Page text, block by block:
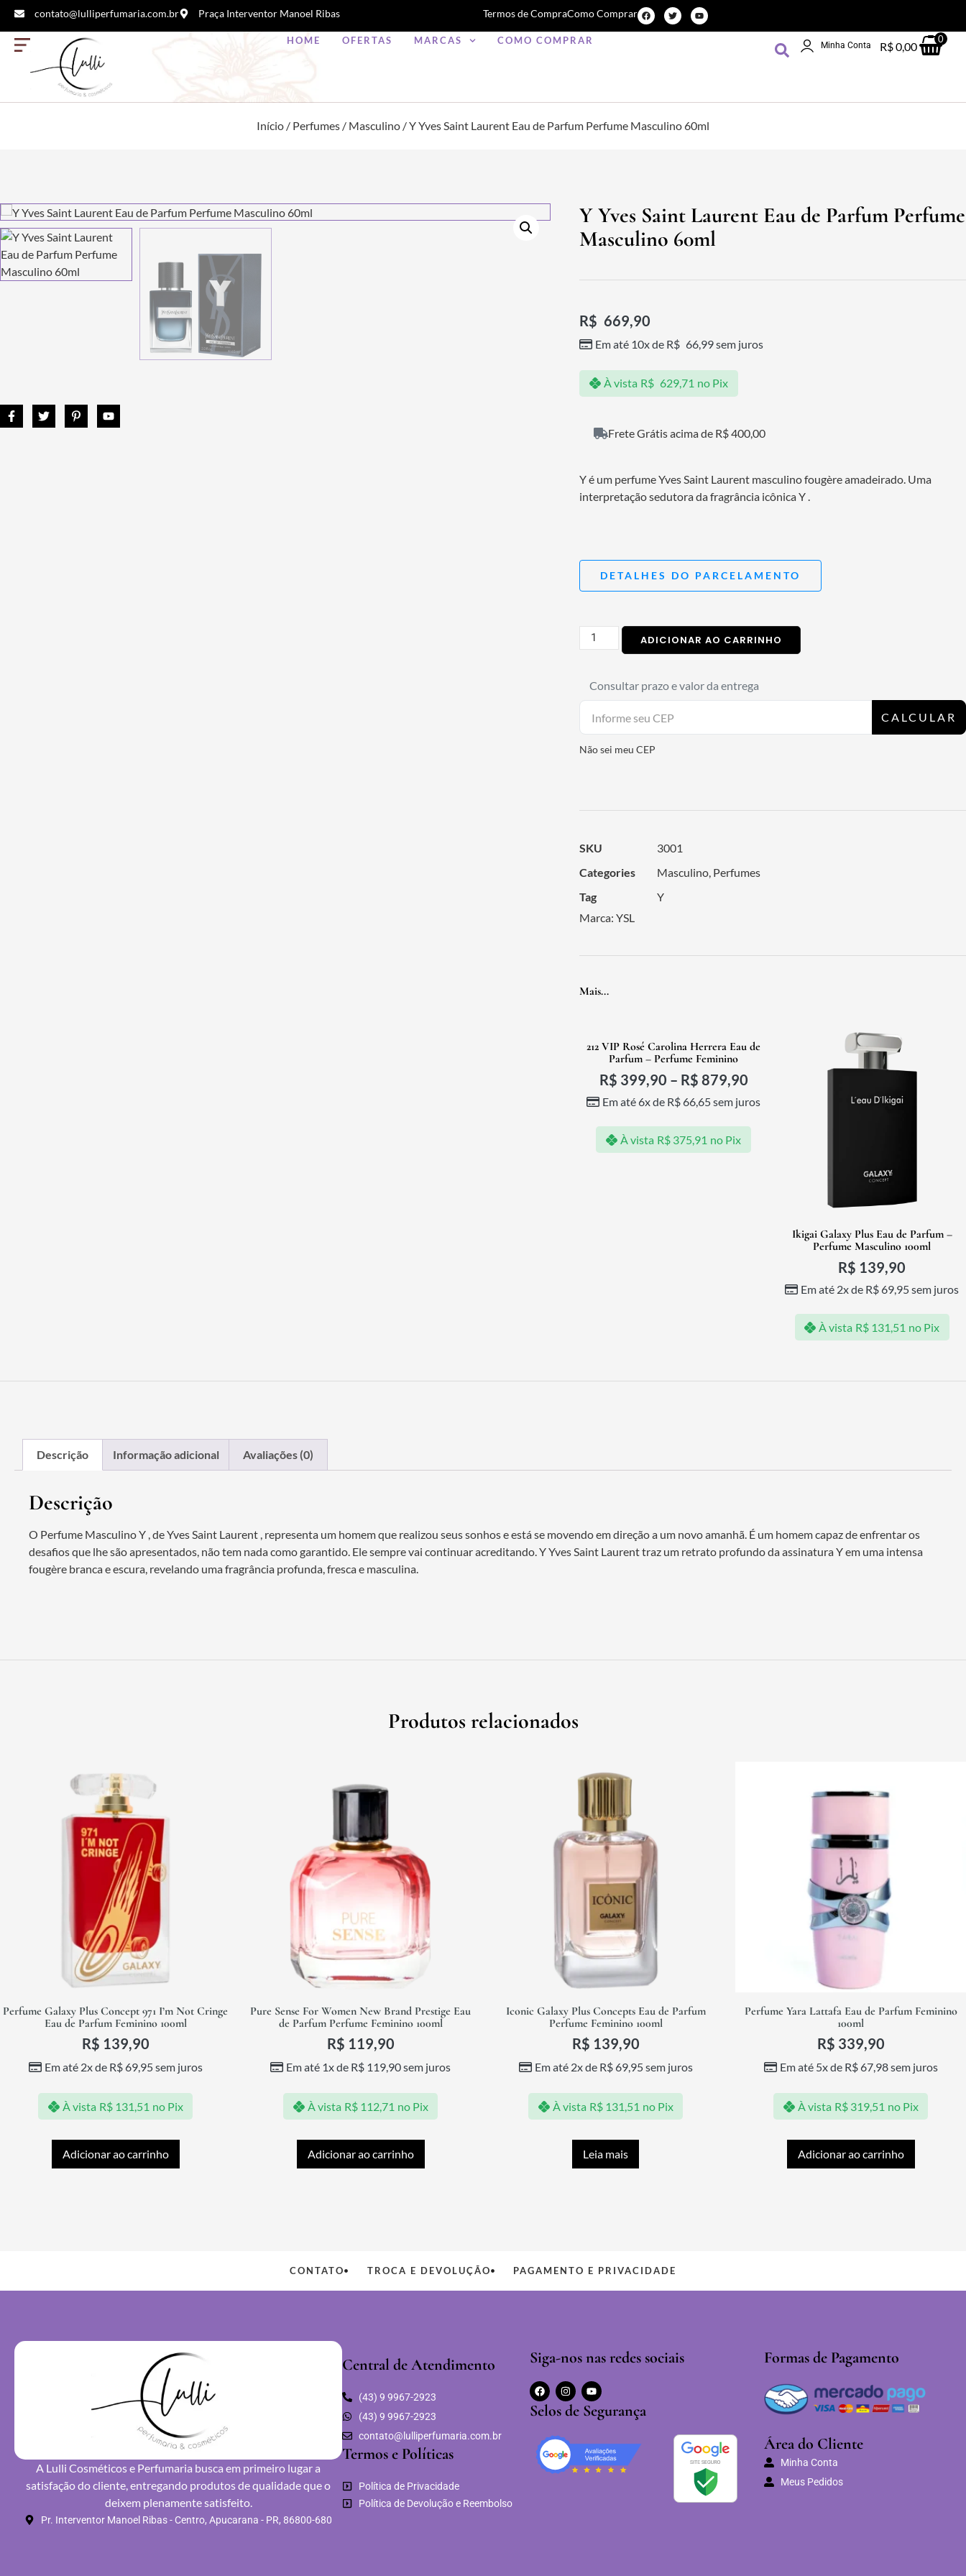
contato@lulliperfumaria.com.br Praça Interventor Manoel Ribas Termos de CompraComo Comprar
HOME OFERTAS MARCAS COMO COMPRAR Minha Conta R$0,00
0
Início / Perfumes / Masculino / Y Yves Saint Laurent Eau de Parfum Perfume Masculino 60ml
Y Yves Saint Laurent Eau de Parfum Perfume
Masculino 60ml
R$ 669,90
Em até 10x de R$ 66,99sem juros
À vista R$ 629,71 no Pix
Frete Grátis acima de R$ 400,00
Y é um perfume Yves Saint Laurent masculino fougère amadeirado. Uma
interpretação sedutora da fragrância icônica Y .
DETALHES DO PARCELAMENTO
ADICIONAR AO CARRINHO
Consultar prazo e valor da entrega
CALCULAR
Não sei meu CEP
SKU
3001
Categories
Masculino, Perfumes
Tag
Y
Marca:YSL
Mais...
212 VIP Rosé Carolina Herrera Eau de
Parfum – Perfume Feminino
R$ 399,90 – R$ 879,90
Em até 6x de R$ 66,65sem juros
À vista R$ 375,91 no Pix
Ikigai Galaxy Plus Eau de Parfum –
Perfume Masculino 100ml
R$ 139,90
Em até 2x de R$ 69,95sem juros
À vista R$ 131,51 no Pix
Descrição Informação adicional Avaliações (0)
Descrição
O Perfume Masculino Y , de Yves Saint Laurent , representa um homem que realizou seus sonhos e está se movendo em direção a um novo amanhã. É um homem capaz de enfrentar os
desafios que lhe são apresentados, não tem nada como garantido. Ele sempre vai continuar acreditando. Y Yves Saint Laurent traz um retrato profundo da assinatura Y em uma intensa
fougère branca e escura, revelando uma fragrância profunda, fresca e masculina.
Produtos relacionados
Perfume Galaxy Plus Concept 971 I’m Not Cringe
Eau de Parfum Feminino 100ml
R$ 139,90
Em até 2x de R$69,95sem juros
À vista R$131,51 no Pix
Adicionar ao carrinho
Pure Sense For Women New Brand Prestige Eau
de Parfum Perfume Feminino 100ml
R$ 119,90
Em até 1x de R$ 119,90sem juros
À vista R$112,71 no Pix
Adicionar ao carrinho
Iconic Galaxy Plus Concepts Eau de Parfum
Perfume Feminino 100ml
R$ 139,90
Em até 2x de R$69,95sem juros
À vista R$131,51 no Pix
Leia mais
Perfume Yara Lattafa Eau de Parfum Feminino
100ml
R$ 339,90
Em até 5x de R$67,98sem juros
À vista R$319,51 no Pix
Adicionar ao carrinho
CONTATO TROCA E DEVOLUÇÃO PAGAMENTO E PRIVACIDADE
A Lulli Cosméticos e Perfumaria busca em primeiro lugar a
satisfação do cliente, entregando produtos de qualidade que o
deixem plenamente satisfeito.
Pr. Interventor Manoel Ribas - Centro, Apucarana - PR, 86800-680
Central de Atendimento
(43) 9 9967-2923
(43) 9 9967-2923
contato@lulliperfumaria.com.br
Termos e Políticas
Política de Privacidade
Política de Devolução e Reembolso
Siga-nos nas redes sociais
Selos de Segurança
Formas de Pagamento
Área do Cliente
Minha Conta
Meus Pedidos